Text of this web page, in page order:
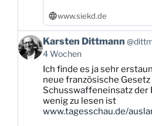
www.siekd.de
Beitrag
von
Karsten
Dittmann
Bluesky
ansehen
Karsten Dittmann
4 Wochen
Ich finde es ja sehr
neue französische Gesetz
Schusswaffeneinsatz der
wenig zu lesen ist
www.tagesschau.de/